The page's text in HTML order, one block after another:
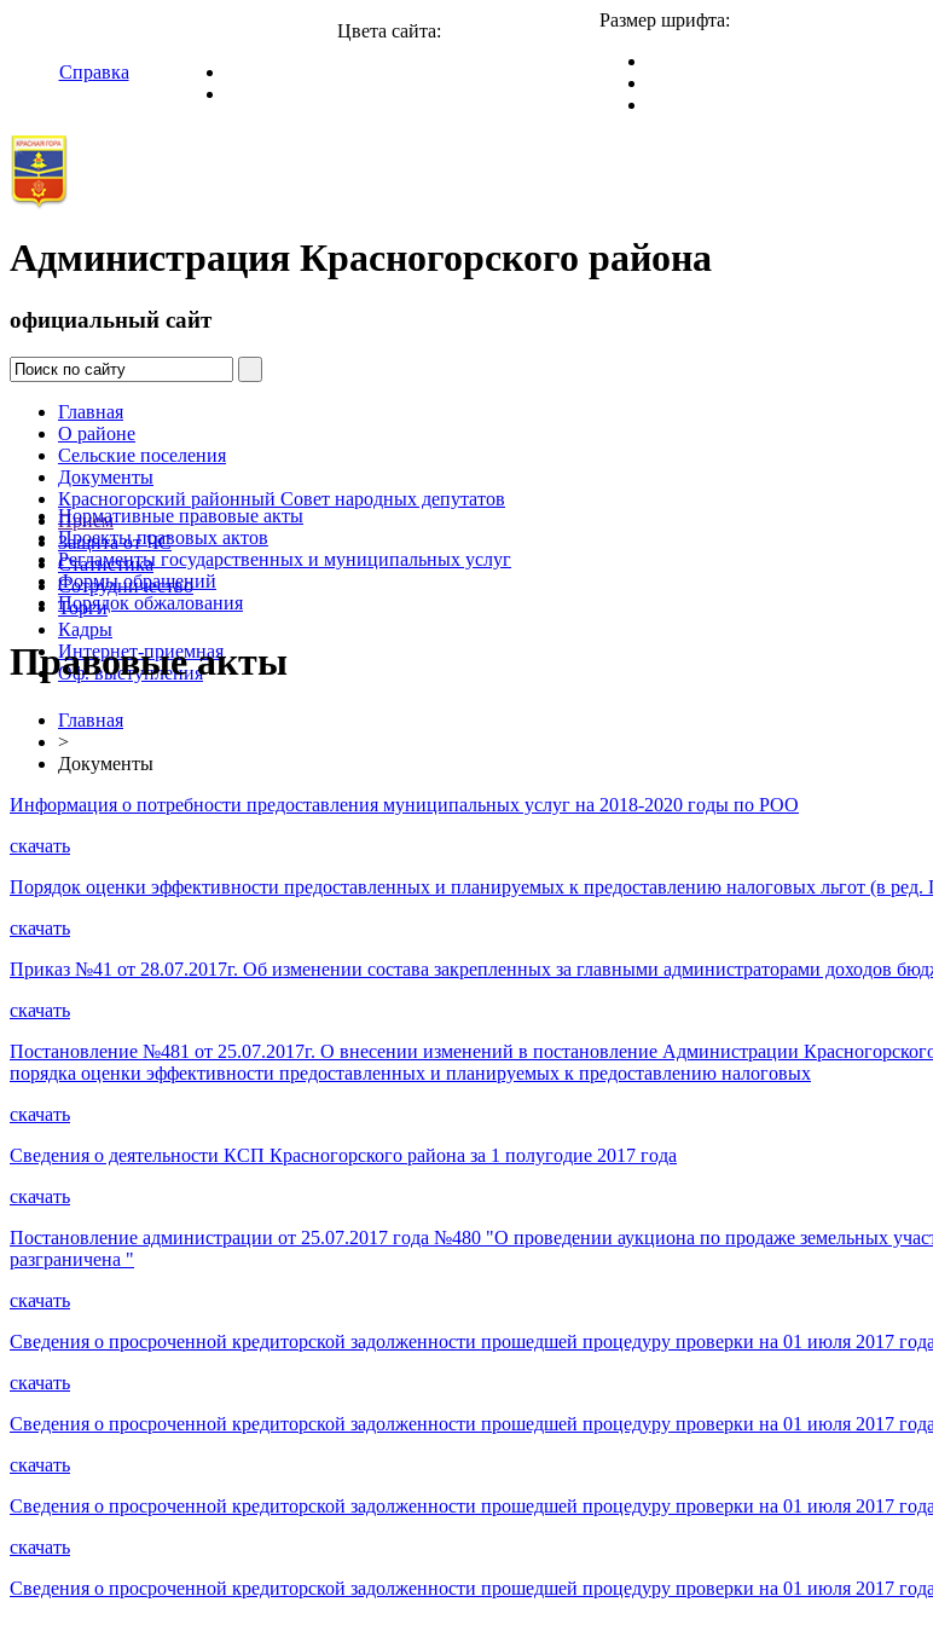
Справка
Цвета сайта:
Размер шрифта:
Администрация Красногорского района
официальный сайт
Главная
О районе
Сельские поселения
Документы
Красногорский районный Совет народных депутатов
Прием
Защита от ЧС
Статистика
Сотрудничество
Торги
Кадры
Интернет-приемная
Оф. выступления
Нормативные правовые акты
Проекты правовых актов
Регламенты государственных и муниципальных услуг
Формы обращений
Порядок обжалования
Правовые акты
Главная
>
Документы
Информация о потребности предоставления муниципальных услуг на 2018-2020 годы по РОО
скачать
Порядок оценки эффективности предоставленных и планируемых к предоставлению налоговых льгот (в
скачать
Приказ №41 от 28.07.2017г. Об изменении состава закрепленных за главными администраторами доходов
скачать
Постановление №481 от 25.07.2017г. О внесении изменений в постановление Администрации
порядка оценки эффективности предоставленных и планируемых к предоставлению налоговых
скачать
Сведения о деятельности КСП Красногорского района за 1 полугодие 2017 года
скачать
Постановление администрации от 25.07.2017 года №480 "О проведении аукциона по продаже земельных
разграничена "
скачать
Сведения о просроченной кредиторской задолженности прошедшей процедуру проверки на 01 июля 2017
скачать
Сведения о просроченной кредиторской задолженности прошедшей процедуру проверки на 01 июля 2017
скачать
Сведения о просроченной кредиторской задолженности прошедшей процедуру проверки на 01 июля 2017
скачать
Сведения о просроченной кредиторской задолженности прошедшей процедуру проверки на 01 июля 2017